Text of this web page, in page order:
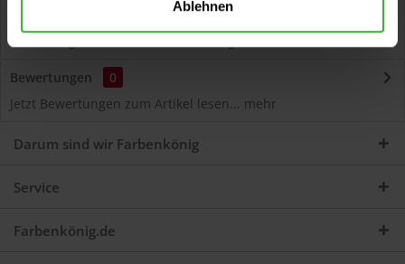
Ablehnen
Lackierungen und Lackausbesserungen am Auto...
Bewertungen
0
Jetzt Bewertungen zum Artikel lesen... mehr
Darum sind wir Farbenkönig
Service
Farbenkönig.de